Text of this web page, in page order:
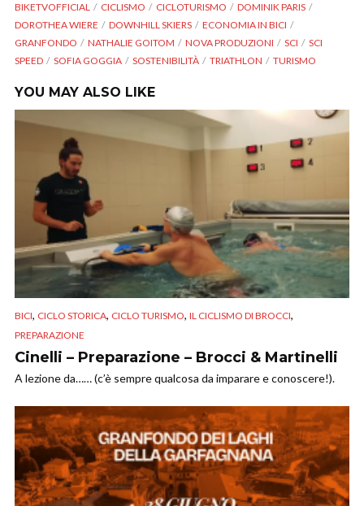
BIKETVOFFICIAL
CICLISMO CICLOTURISMO
DOMINIK PARIS
DOROTHEA WIERE
DOWNHILL SKIERS
ECONOMIA IN BICI
GRANFONDO
NATHALIE GOITOM NOVA PRODUZIONI SCI
SCI
SPEED
SOFIA GOGGIA SOSTENIBILITÀ TRIATHLON TURISMO
YOU MAY ALSO LIKE
BICI, CICLO STORICA, CICLO TURISMO, IL CICLISMO DI BROCCI,
PREPARAZIONE
Cinelli – Preparazione – Brocci & Martinelli
A lezione da…… (c’è sempre qualcosa da imparare e conoscere!).